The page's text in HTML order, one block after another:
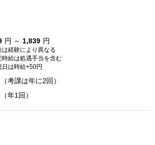
円 ～ 1,839 円
経験により異なる
給は処遇手当を含む
日は時給+50円
（考課は年に2回）
（年1回）